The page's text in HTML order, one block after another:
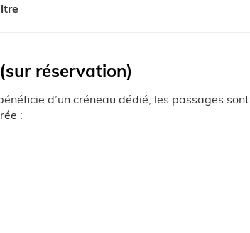
réservation)
d’un créneau dédié, les passages sont
: